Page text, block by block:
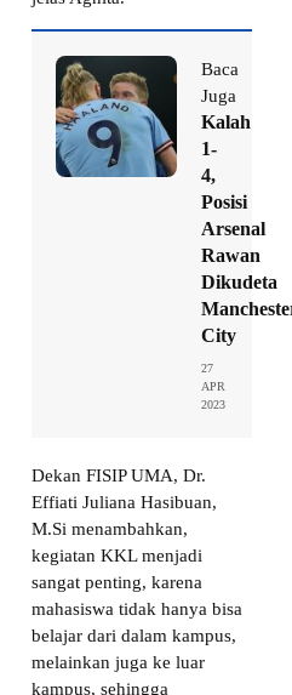
Baca
Juga
Kalah
1-
4,
Posisi
Arsenal
Rawan
Dikudeta
City
27
APR
2023
Dekan FISIP UMA, Dr.
Effiati Juliana Hasibuan,
M.Si menambahkan,
kegiatan KKL menjadi
sangat penting, karena
mahasiswa tidak hanya bisa
belajar dari dalam kampus,
melainkan juga ke luar
kampus, sehingga